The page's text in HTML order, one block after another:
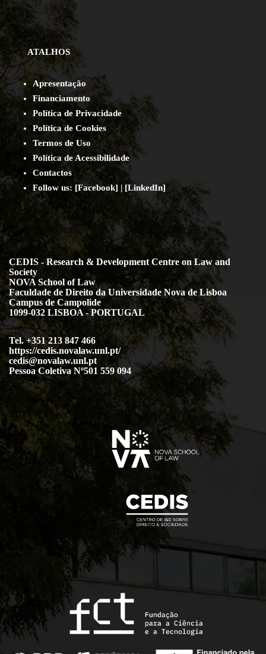
ATALHOS
Apresentação
Financiamento
Política de Privacidade
Política de Cookies
Termos de Uso
Política de Acessibilidade
Contactos
Follow us: [Facebook] | [LinkedIn]
CEDIS - Research & Development Centre on Law and
Society
NOVA School of Law
Faculdade de Direito da Universidade Nova de Lisboa
Campus de Campolide
1099-032 LISBOA - PORTUGAL
Tel. +351 213 847 466
https://cedis.novalaw.unl.pt/
cedis@novalaw.unl.pt
Pessoa Coletiva Nº501 559 094